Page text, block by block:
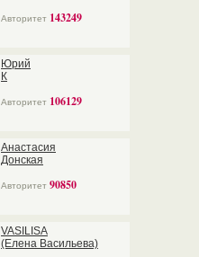
Авторитет 143249
Юрий
К
Авторитет 106129
Анастасия
Донская
Авторитет 90850
VASILISA
(Елена Васильева)